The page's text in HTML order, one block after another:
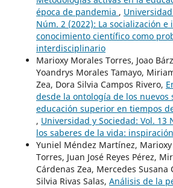
época de pandemia ,
Núm. 2 (2022): La socialización
conocimiento científico como
interdisciplinario
Marioxy Morales Torres, Joao
Yoandrys Morales Tamayo,
Zea, Dora Silvia Campos Rivero,
desde la ontología de los nuevos
educación superior en tiempos
, Universidad y Sociedad: Vol. 13
los saberes de la vida:
Yuniel Méndez Martínez,
Torres, Juan José Reyes Pérez,
Cárdenas Zea, Mercedes Susana
Silvia Rivas Salas, Análisis de la